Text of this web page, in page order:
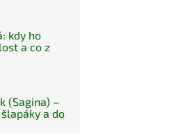
kdy ho
a co z
(Sagina) –
a do